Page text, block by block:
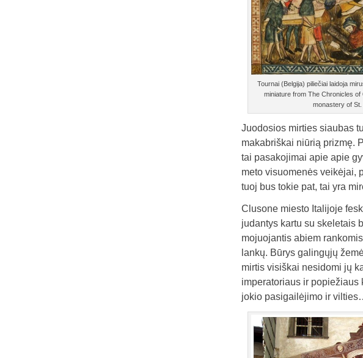
Tournai (Belgija) piliečiai laidoja
miniature from The Chronicles
monastery of St.
Juodosios mirties siaubas
makabriškai niūrią prizmę.
tai pasakojimai apie apie
meto visuomenės veikėjai,
tuoj bus tokie pat, tai yra
Clusone miesto Italijoje
judantys kartu su skeletais
mojuojantis abiem
lankų. Būrys galingųjų
mirtis visiškai nesidomi jų
imperatoriaus ir
jokio pasigailėjimo ir